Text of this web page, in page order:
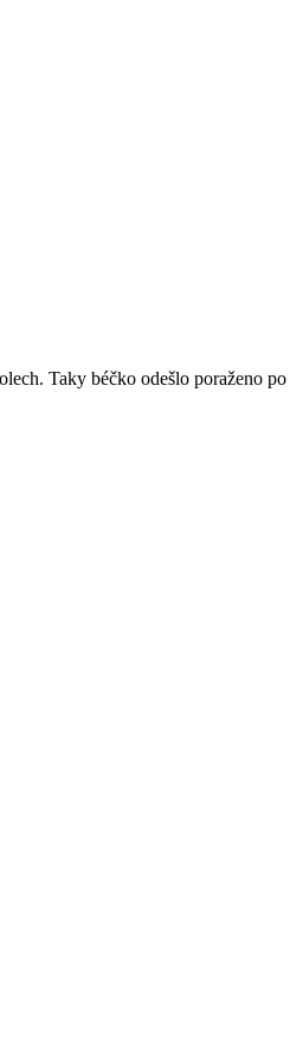
Taky béčko odešlo poraženo